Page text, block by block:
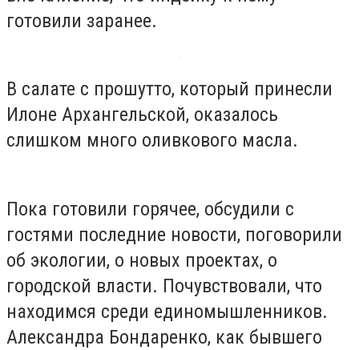
готовили заранее.
В салате с прошутто, который принесли
Илоне Архангельской, оказалось
слишком много оливкового масла.
Пока готовили горячее, обсудили с
гостями последние новости, поговорили
об экологии, о новых проектах, о
городской власти. Почувствовали, что
находимся среди единомышленников.
Александра Бондаренко, как бывшего